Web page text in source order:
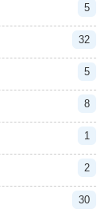
5
32
5
8
1
2
30